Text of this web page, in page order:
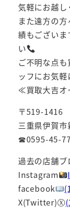
気軽にお越し
また遠方の
績もござい
い
ご不明な点
ッフにお気軽
≪買取大吉オ
〒519-1416
三重県伊賀
☎0595-45-
過去の店舗
Instagram
facebook
X(Twitter)Ⓧ